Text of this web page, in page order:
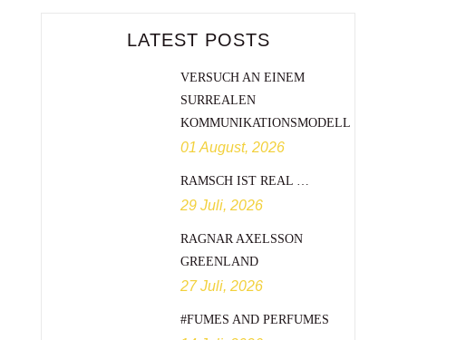
LATEST POSTS
VERSUCH AN EINEM
SURREALEN
KOMMUNIKATIONSMODELL
01 August, 2026
RAMSCH IST REAL …
29 Juli, 2026
RAGNAR AXELSSON
GREENLAND
27 Juli, 2026
#FUMES AND PERFUMES